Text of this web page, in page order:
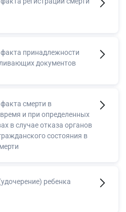
принадлежности
документов
смерти в
и при определенных
в случае отказа органов
состояния в
ребенка